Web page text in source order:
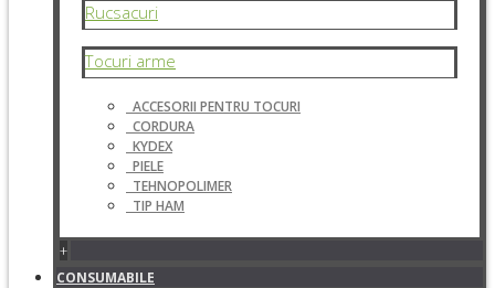
Rucsacuri
Tocuri arme
ACCESORII PENTRU TOCURI
CORDURA
KYDEX
PIELE
TEHNOPOLIMER
TIP HAM
+
CONSUMABILE